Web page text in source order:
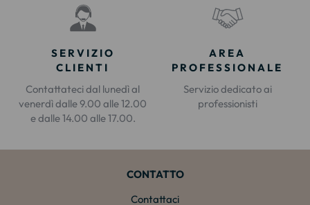
SERVIZIO
CLIENTI
Contattateci dal lunedì al
venerdì dalle 9.00 alle 12.00
e dalle 14.00 alle 17.00.
AREA
PROFESSIONALE
Servizio dedicato ai
professionisti
CONTATTO
Contattaci